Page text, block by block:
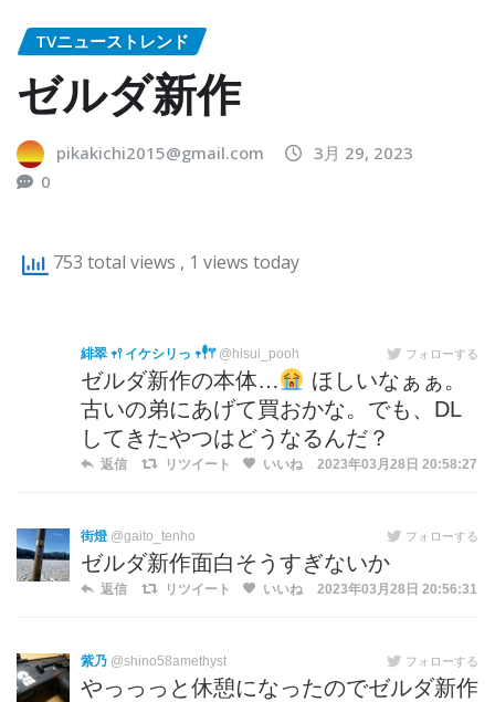
TVニューストレンド
ゼルダ新作
pikakichi2015@gmail.com
3月 29, 2023
0
753 total views , 1 views today
緋翠 𖥧𖥣 イケシリっ 𖥧𓇣𖦥 @hisui_pooh フォローする
ゼルダ新作の本体…
ほしいなぁぁ。
古いの弟にあげて買おかな。でも、DL
してきたやつはどうなるんだ？
返信 リツイート いいね 2023年03月28日 20:58:27
街燈 @gaito_tenho フォローする
ゼルダ新作面白そうすぎないか
返信 リツイート いいね 2023年03月28日 20:56:31
紫乃 @shino58amethyst フォローする
やっっっと休憩になったのでゼルダ新作